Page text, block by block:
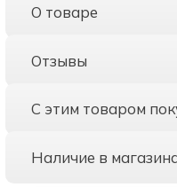
О товаре
Отзывы
С этим товаром
Наличие в